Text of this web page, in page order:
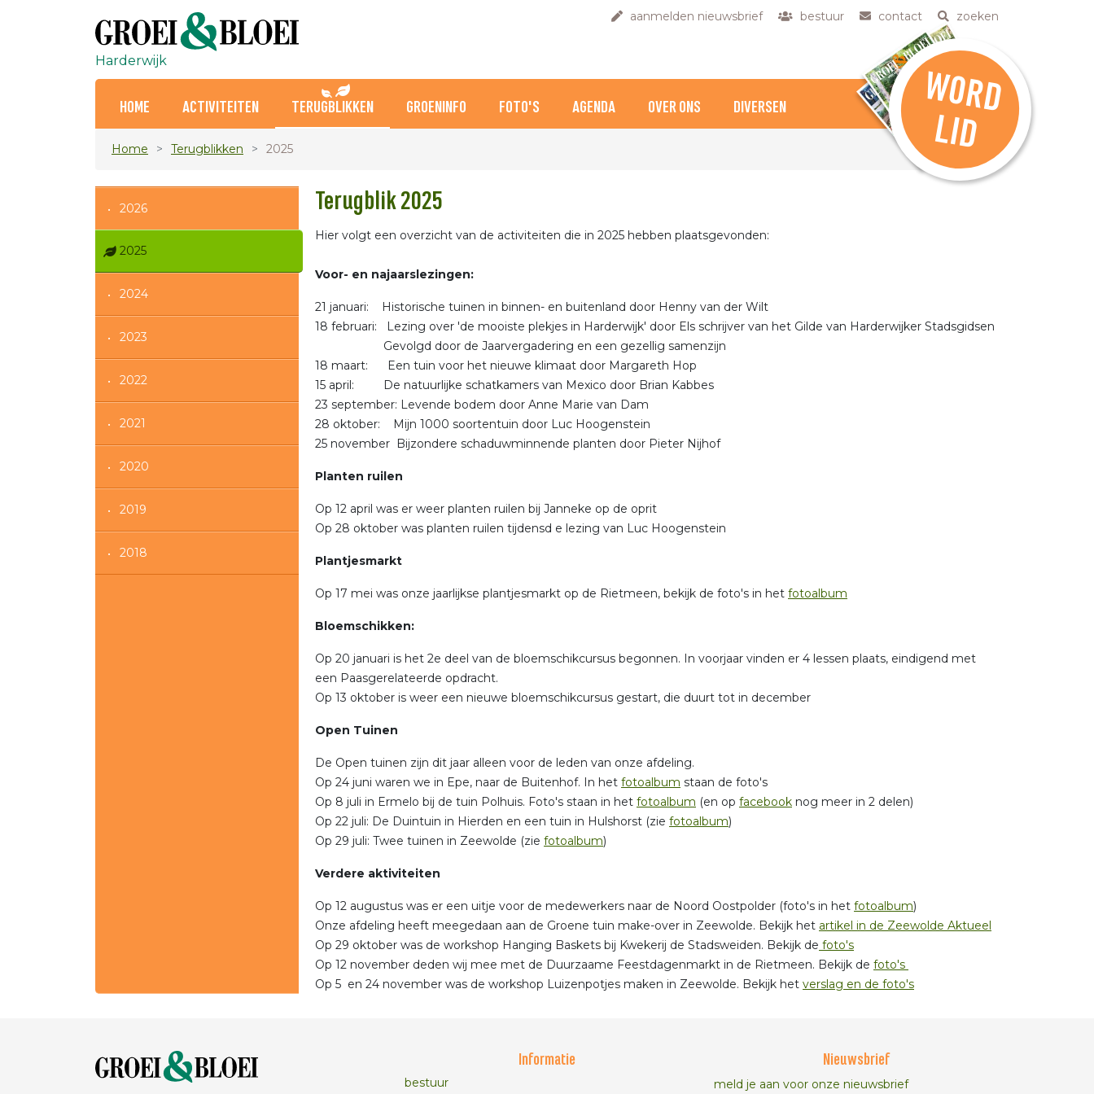
aanmelden nieuwsbrief bestuur contact zoeken
Harderwijk
HOME ACTIVITEITEN TERUGBLIKKEN GROENINFO FOTO'S AGENDA OVER ONS DIVERSEN W
O
R
D
L
ID
Home Terugblikken 2025
2026
2025
2024
2023
2022
2021
2020
2019
2018
Terugblik 2025
Hier volgt een overzicht van de activiteiten die in 2025 hebben plaatsgevonden:
Voor- en najaarslezingen:
21 januari: Historische tuinen in binnen- en buitenland door Henny van der Wilt
18 februari: Lezing over 'de mooiste plekjes in Harderwijk' door Els schrijver van het Gilde van Harderwijker Stadsgidsen
Gevolgd door de Jaarvergadering en een gezellig samenzijn
18 maart: Een tuin voor het nieuwe klimaat door Margareth Hop
15 april: De natuurlijke schatkamers van Mexico door Brian Kabbes
23 september: Levende bodem door Anne Marie van Dam
28 oktober: Mijn 1000 soortentuin door Luc Hoogenstein
25 november Bijzondere schaduwminnende planten door Pieter Nijhof
Planten ruilen
Op 12 april was er weer planten ruilen bij Janneke op de oprit
Op 28 oktober was planten ruilen tijdensd e lezing van Luc Hoogenstein
Plantjesmarkt
Op 17 mei was onze jaarlijkse plantjesmarkt op de Rietmeen, bekijk de foto's in het fotoalbum
Bloemschikken:
Op 20 januari is het 2e deel van de bloemschikcursus begonnen. In voorjaar vinden er 4 lessen plaats, eindigend met
een Paasgerelateerde opdracht.
Op 13 oktober is weer een nieuwe bloemschikcursus gestart, die duurt tot in december
Open Tuinen
De Open tuinen zijn dit jaar alleen voor de leden van onze afdeling.
Op 24 juni waren we in Epe, naar de Buitenhof. In het fotoalbum staan de foto's
Op 8 juli in Ermelo bij de tuin Polhuis. Foto's staan in het fotoalbum (en op facebook nog meer in 2 delen)
Op 22 juli: De Duintuin in Hierden en een tuin in Hulshorst (zie fotoalbum)
Op 29 juli: Twee tuinen in Zeewolde (zie fotoalbum)
Verdere aktiviteiten
Op 12 augustus was er een uitje voor de medewerkers naar de Noord Oostpolder (foto's in het fotoalbum)
Onze afdeling heeft meegedaan aan de Groene tuin make-over in Zeewolde. Bekijk het artikel in de Zeewolde Aktueel
Op 29 oktober was de workshop Hanging Baskets bij Kwekerij de Stadsweiden. Bekijk de foto's
Op 12 november deden wij mee met de Duurzaame Feestdagenmarkt in de Rietmeen. Bekijk de foto's
Op 5 en 24 november was de workshop Luizenpotjes maken in Zeewolde. Bekijk het verslag en de foto's
Informatie
bestuur
Nieuwsbrief
meld je aan voor onze nieuwsbrief